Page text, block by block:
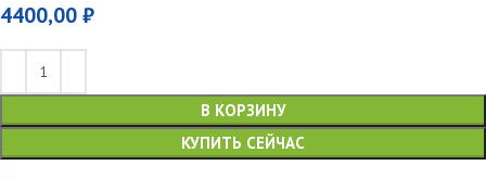
4400,00 ₽
В КОРЗИНУ
КУПИТЬ СЕЙЧАС